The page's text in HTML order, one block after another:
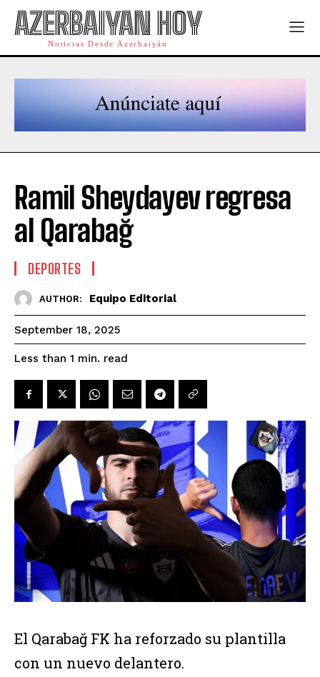
AZERBAIYAN HOY
Noticias Desde Azerbaiyán
Ramil Sheydayev regresa
al Qarabağ
DEPORTES
AUTHOR: Equipo Editorial
September 18, 2025
Less than 1 min. read
El Qarabağ FK ha reforzado su plantilla
con un nuevo delantero.